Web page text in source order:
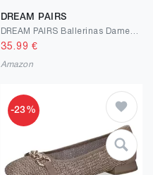
DREAM PAIRS
35.99 €
Amazon
-23%